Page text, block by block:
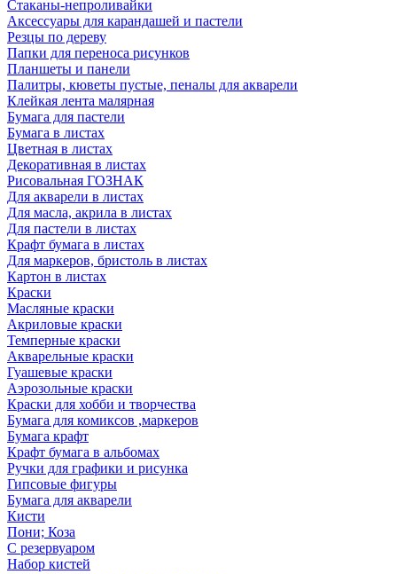
Стаканы-непроливайки
Аксессуары для карандашей и пастели
Резцы по дереву
Папки для переноса рисунков
Планшеты и панели
Палитры, кюветы пустые, пеналы для акварели
Клейкая лента малярная
Бумага для пастели
Бумага в листах
Цветная в листах
Декоративная в листах
Рисовальная ГОЗНАК
Для акварели в листах
Для масла, акрила в листах
Для пастели в листах
Крафт бумага в листах
Для маркеров, бристоль в листах
Картон в листах
Краски
Масляные краски
Акриловые краски
Темперные краски
Акварельные краски
Гуашевые краски
Аэрозольные краски
Краски для хобби и творчества
Бумага для комиксов ,маркеров
Бумага крафт
Крафт бумага в альбомах
Ручки для графики и рисунка
Гипсовые фигуры
Бумага для акварели
Кисти
Пони; Коза
С резервуаром
Набор кистей